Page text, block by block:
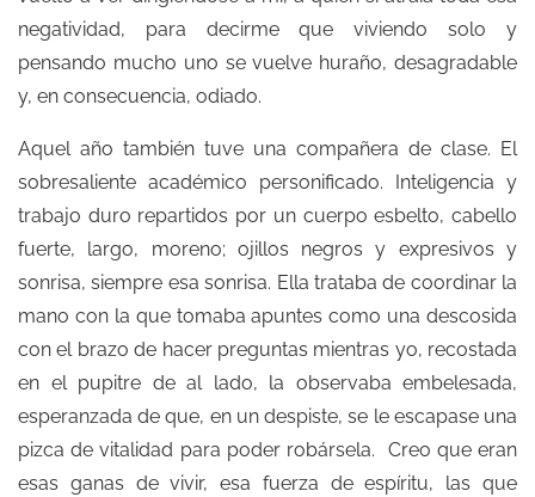
negatividad, para decirme que viviendo solo y
pensando mucho uno se vuelve huraño, desagradable
y, en consecuencia, odiado.
Aquel año también tuve una compañera de clase. El
sobresaliente académico personificado. Inteligencia y
trabajo duro repartidos por un cuerpo esbelto, cabello
fuerte, largo, moreno; ojillos negros y expresivos y
sonrisa, siempre esa sonrisa. Ella trataba de coordinar la
mano con la que tomaba apuntes como una descosida
con el brazo de hacer preguntas mientras yo, recostada
en el pupitre de al lado, la observaba embelesada,
esperanzada de que, en un despiste, se le escapase una
pizca de vitalidad para poder robársela. Creo que eran
esas ganas de vivir, esa fuerza de espíritu, las que